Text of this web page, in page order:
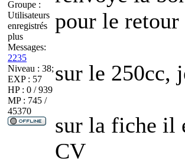
Groupe :
Utilisateurs
enregistrés
plus
Messages:
2235
Niveau : 38;
EXP : 57
HP : 0 / 939
MP : 745 /
45370
pour le retour
sur le 250cc,
sur la fiche il
CV